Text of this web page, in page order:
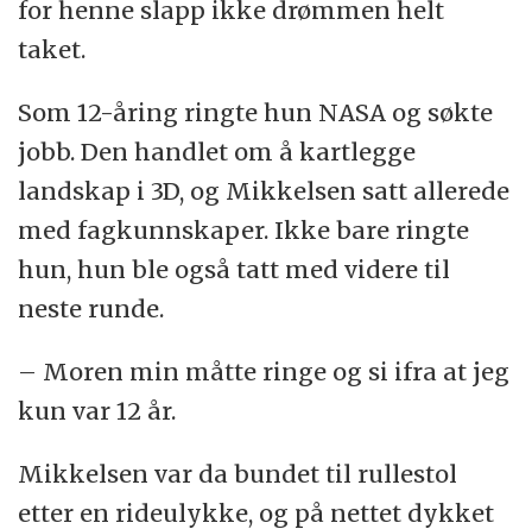
for henne slapp ikke drømmen helt
taket.
Som 12-åring ringte hun NASA og søkte
jobb. Den handlet om å kartlegge
landskap i 3D, og Mikkelsen satt allerede
med fagkunnskaper. Ikke bare ringte
hun, hun ble også tatt med videre til
neste runde.
– Moren min måtte ringe og si ifra at jeg
kun var 12 år.
Mikkelsen var da bundet til rullestol
etter en rideulykke, og på nettet dykket